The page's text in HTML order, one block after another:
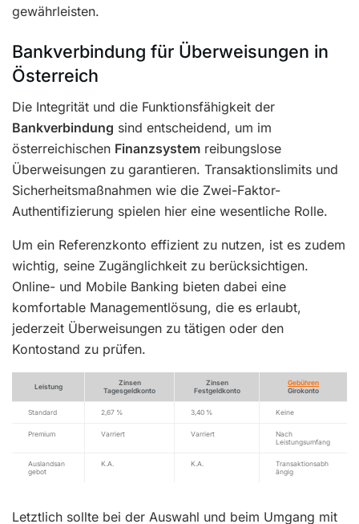
gewährleisten.
Bankverbindung für Überweisungen in
Österreich
Die Integrität und die Funktionsfähigkeit der
Bankverbindung sind entscheidend, um im
österreichischen Finanzsystem reibungslose
Überweisungen zu garantieren. Transaktionslimits und
Sicherheitsmaßnahmen wie die Zwei-Faktor-
Authentifizierung spielen hier eine wesentliche Rolle.
Um ein Referenzkonto effizient zu nutzen, ist es zudem
wichtig, seine Zugänglichkeit zu berücksichtigen.
Online- und Mobile Banking bieten dabei eine
komfortable Managementlösung, die es erlaubt,
jederzeit Überweisungen zu tätigen oder den
Kontostand zu prüfen.
Leistung
Zinsen
Tagesgeldkonto
Zinsen
Festgeldkonto
Gebühren
Girokonto
Standard 2,67 % 3,40 % Keine
Premium Varriert Varriert
Nach
Leistungsumfang
Auslandsan
gebot
K.A. K.A.
Transaktionsabh
ängig
Letztlich sollte bei der Auswahl und beim Umgang mit